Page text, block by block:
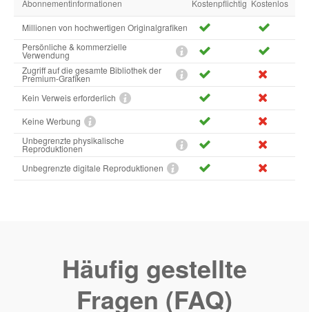
Abonnementinformationen Kostenpflichtig Kostenlos
Millionen von hochwertigen Originalgrafiken
Persönliche & kommerzielle
Verwendung
Zugriff auf die gesamte Bibliothek der
Premium-Grafiken
Kein Verweis erforderlich
Keine Werbung
Unbegrenzte physikalische
Reproduktionen
Unbegrenzte digitale Reproduktionen
Häufig gestellte
Fragen (FAQ)